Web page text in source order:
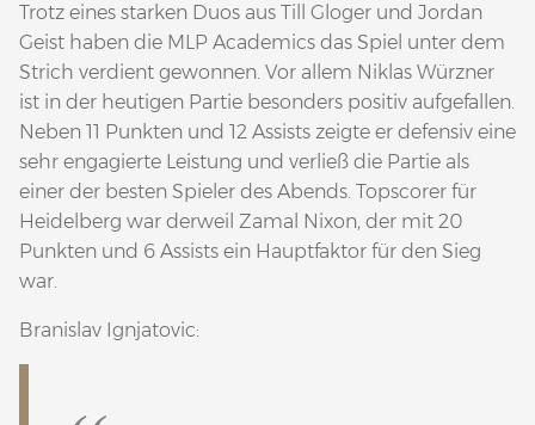
Trotz eines starken Duos aus Till Gloger und Jordan
Geist haben die MLP Academics das Spiel unter dem
Strich verdient gewonnen. Vor allem Niklas Würzner
ist in der heutigen Partie besonders positiv aufgefallen.
Neben 11 Punkten und 12 Assists zeigte er defensiv eine
sehr engagierte Leistung und verließ die Partie als
einer der besten Spieler des Abends. Topscorer für
Heidelberg war derweil Zamal Nixon, der mit 20
Punkten und 6 Assists ein Hauptfaktor für den Sieg
war.
Branislav Ignjatovic: